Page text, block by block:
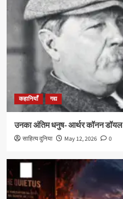
कहानियाँ गद्य
उनका अंतिम धनुष- आर्थर कॉनन डॉयल
साहित्य दुनिया May 12, 2026 0